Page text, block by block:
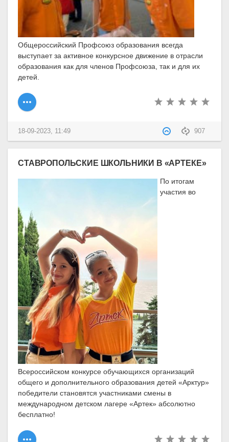
Общероссийский Профсоюз образования всегда
выступает за активное конкурсное движение в отрасли
образования как для членов Профсоюза, так и для их
детей.
907
18-09-2023, 11:49
СТАВРОПОЛЬСКИЕ ШКОЛЬНИКИ В «АРТЕКЕ»
По итогам
участия во
Всероссийском конкурсе обучающихся организаций
общего и дополнительного образования детей «Арктур»
победители становятся участниками смены в
международном детском лагере «Артек» абсолютно
бесплатно!